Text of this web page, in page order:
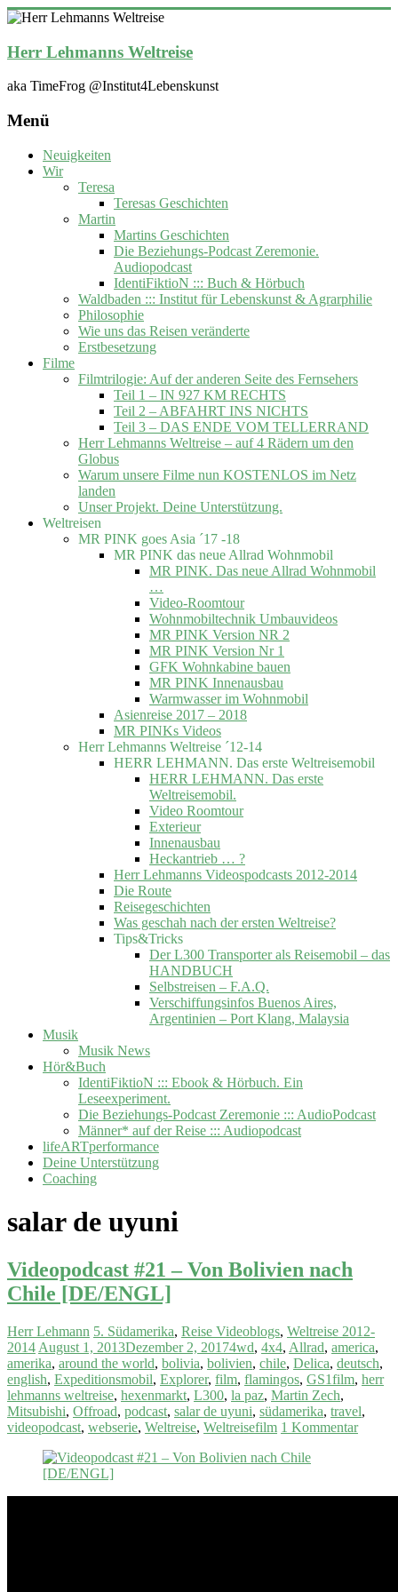
Zum
springen
Herr Lehmanns Weltreise
aka TimeFrog @Institut4Lebenskunst
Menü
Neuigkeiten
Wir
Teresa
Teresas Geschichten
Martin
Martins Geschichten
Die Beziehungs-Podcast Zeremonie.
Audiopodcast
IdentiFiktioN ::: Buch & Hörbuch
Waldbaden ::: Institut für Lebenskunst & Agrarphilie
Philosophie
Wie uns das Reisen veränderte
Erstbesetzung
Filme
Filmtrilogie: Auf der anderen Seite des Fernsehers
Teil 1 – IN 927 KM RECHTS
Teil 2 – ABFAHRT INS NICHTS
Teil 3 – DAS ENDE VOM TELLERRAND
Herr Lehmanns Weltreise – auf 4 Rädern um den
Globus
Warum unsere Filme nun KOSTENLOS im Netz
landen
Unser Projekt. Deine Unterstützung.
Weltreisen
MR PINK goes Asia ´17 -18
MR PINK das neue Allrad Wohnmobil
MR PINK. Das neue Allrad Wohnmobil
…
Video-Roomtour
Wohnmobiltechnik Umbauvideos
MR PINK Version NR 2
MR PINK Version Nr 1
GFK Wohnkabine bauen
MR PINK Innenausbau
Warmwasser im Wohnmobil
Asienreise 2017 – 2018
MR PINKs Videos
Herr Lehmanns Weltreise ´12-14
HERR LEHMANN. Das erste Weltreisemobil
HERR LEHMANN. Das erste
Weltreisemobil.
Video Roomtour
Exterieur
Innenausbau
Heckantrieb … ?
Herr Lehmanns Videospodcasts 2012-2014
Die Route
Reisegeschichten
Was geschah nach der ersten Weltreise?
Tips&Tricks
Der L300 Transporter als Reisemobil – das
HANDBUCH
Selbstreisen – F.A.Q.
Verschiffungsinfos Buenos Aires,
Argentinien – Port Klang, Malaysia
Musik
Musik News
Hör&Buch
IdentiFiktioN ::: Ebook & Hörbuch. Ein
Leseexperiment.
Die Beziehungs-Podcast Zeremonie ::: AudioPodcast
Männer* auf der Reise ::: Audiopodcast
lifeARTperformance
Deine Unterstützung
Coaching
salar de uyuni
Videopodcast #21 – Von Bolivien nach
Chile [DE/ENGL]
Herr Lehmann 5. Südamerika, Reise Videoblogs, Weltreise 2012-
2014 August 1, 2013Dezember 2, 20174wd, 4x4, Allrad, america,
amerika, around the world, bolivia, bolivien, chile, Delica, deutsch,
english, Expeditionsmobil, Explorer, film, flamingos, GS1film, herr
lehmanns weltreise, hexenmarkt, L300, la paz, Martin Zech,
Mitsubishi, Offroad, podcast, salar de uyuni, südamerika, travel,
videopodcast, webserie, Weltreise, Weltreisefilm 1 Kommentar